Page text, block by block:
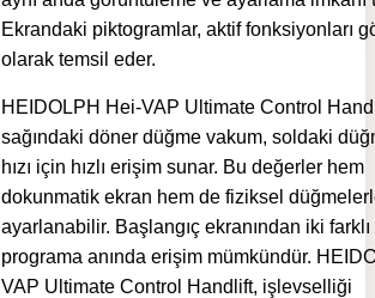
Ekrandaki piktogramlar, aktif fonksiyonları
olarak temsil eder.
HEIDOLPH Hei-VAP Ultimate Control
sağındaki döner düğme vakum, soldaki
hızı için hızlı erişim sunar. Bu değerler hem
dokunmatik ekran hem de fiziksel
ayarlanabilir. Başlangıç ekranından iki
programa anında erişim mümkündür.
VAP Ultimate Control Handlift, işlevselliği